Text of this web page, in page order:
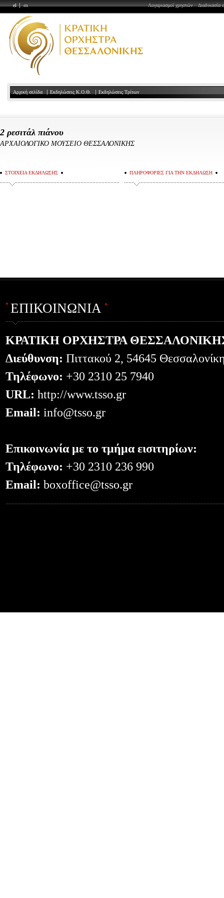
en
el Διαδικασία
Λογαριασμοί χρηστών
Αρχική σελίδα Εκδηλώσεις Κ.Ο.Θ. Εκδηλώσεις Τρίτων
2 ρεσιτάλ πιάνου
ΑΡΧΑΙΟΛΟΓΙΚΟ ΜΟΥΣΕΙΟ ΘΕΣΣΑΛΟΝΙΚΗΣ
ΣΤΟΙΧΕΙΑ ΕΚΔΗΛΩΣΗΣ ΠΛΗΡΟΦΟΡΙΕΣ ΓΙΑ ΤΗΝ ΕΚΔΗΛΩΣΗ
ΕΠΙΚΟΙΝΩΝΙΑ
ΚΡΑΤΙΚΗ ΟΡΧΗΣΤΡΑ
Διεύθυνση: Πιττακού 2, 54645
Τηλέφωνο: +30 2310 25 7940
URL: http://www.tsso.gr
Email: info@tsso.gr
Επικοινωνία με το τμήμα εισιτηρίων:
Τηλέφωνο: +30 2310 236 990
Email: boxoffice@tsso.gr